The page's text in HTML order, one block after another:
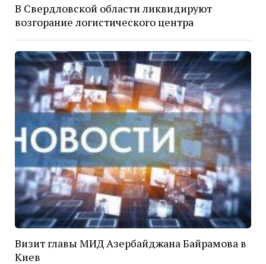
В Свердловской области ликвидируют
возгорание логистического центра
Визит главы МИД Азербайджана Байрамова в
Киев